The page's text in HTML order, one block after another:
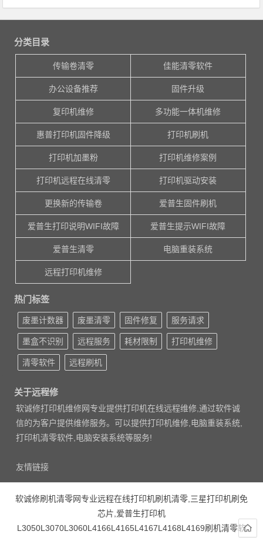
分类目录
传输卷清零 佳能清零软件
办公设备推荐 固件升级
复印机维修 多功能一体机维修
惠普打印机固件降级 打印机刷机
打印机加墨粉 打印机维修案例
打印机远程在线清零 打印机驱动安装
更换新的传输卷 爱普生固件刷机
爱普生打印说明WIFI故障 爱普生提示WIFI故障
爱普生清零 电脑重装系统
远程打印机维修
热门标签
废墨计数器 废墨清零 固件修复 服务请求
墨盒不识别 远程服务 耗材限制 打印机维修
清零软件 远程刷机
关于远程修
软诚修打印机维修网专业提供打印机在线远程维修,通过软件诚
信的为客户提供维修服务。可以提供打印机维修,电脑重装系统,
打印机清零软件,电脑安装系统等服务!
友情链接
软诚修刷机清零网专业远程在线打印机刷机清零,三星打印机刷免
芯片,爱普生打印机
L3050L3070L3060L4166L4165L4167L4168L4169刷机清零软